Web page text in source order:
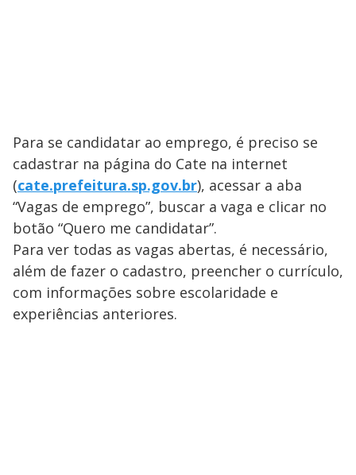
Para se candidatar ao emprego, é preciso se
cadastrar na página do Cate na internet
(cate.prefeitura.sp.gov.br), acessar a aba
“Vagas de emprego”, buscar a vaga e clicar no
botão “Quero me candidatar”.
Para ver todas as vagas abertas, é necessário,
além de fazer o cadastro, preencher o currículo,
com informações sobre escolaridade e
experiências anteriores.